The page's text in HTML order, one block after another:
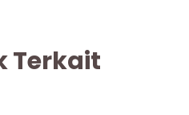
Terkait